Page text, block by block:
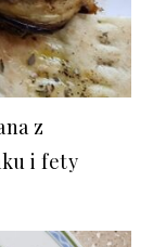
z
i fety